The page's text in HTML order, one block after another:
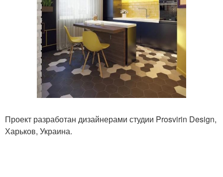
Проект разработан дизайнерами студии Prosvirin Design,
Харьков, Украина.